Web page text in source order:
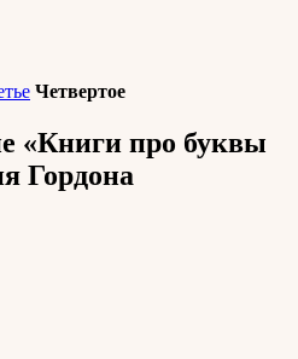
Четвертое
«Книги про буквы
Гордона